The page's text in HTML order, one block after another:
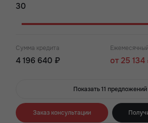
Сумма кредита
4 196 640 ₽ от 25 134
Показать 11 предложений
Заказ консультации